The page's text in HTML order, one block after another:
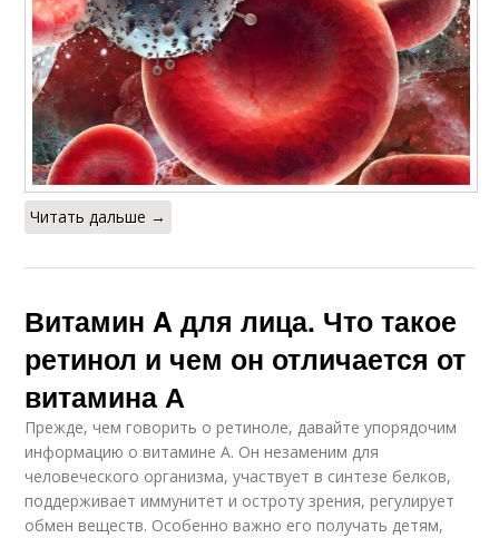
Читать дальше →
Витамин A для лица. Что такое
ретинол и чем он отличается от
витамина А
Прежде, чем говорить о ретиноле, давайте упорядочим
информацию о витамине А. Он незаменим для
человеческого организма, участвует в синтезе белков,
поддерживает иммунитет и остроту зрения, регулирует
обмен веществ. Особенно важно его получать детям,